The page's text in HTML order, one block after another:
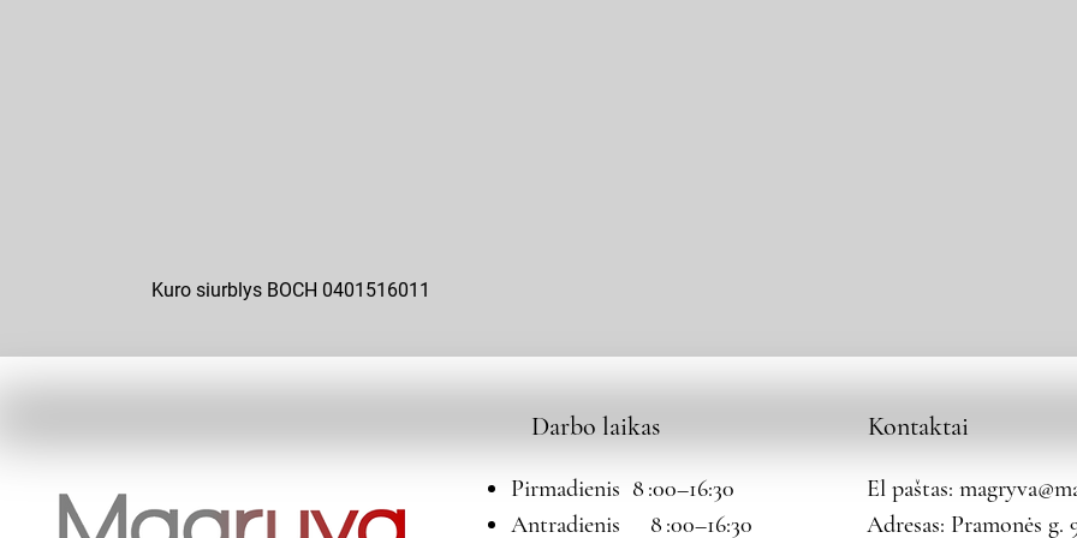
Kuro siurblys BOCH 0401516011
Darbo laikas
Pirmadienis 8 :00–16:30
Antradienis 8 :00–16:30
Kontaktai
El paštas:
Adresas: Pramonės g.